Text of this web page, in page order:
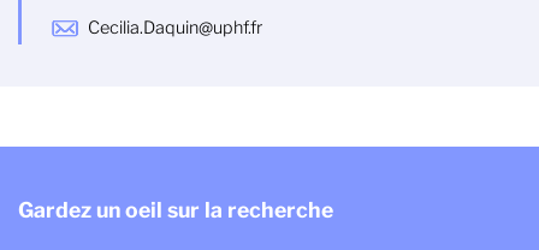
Cecilia.Daquin@uphf.fr
Gardez un oeil sur la recherche